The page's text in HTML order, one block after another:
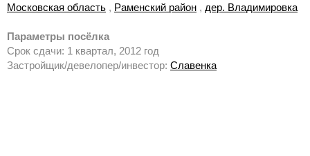
Московская область , Раменский район , дер. Владимировка
Параметры посёлка
Срок сдачи: 1 квартал, 2012 год
Застройщик/девелопер/инвестор: Славенка